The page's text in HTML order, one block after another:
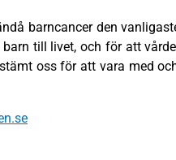
barncancer den
till livet, och för att
oss för att vara med